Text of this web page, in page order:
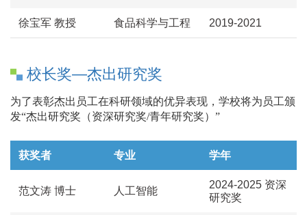
徐宝军 教授 食品科学与工程 2019-2021
校长奖—杰出研究奖
为了表彰杰出员工在科研领域的优异表现，学校将为员工颁
发“杰出研究奖（资深研究奖/青年研究奖）”
获奖者 专业 学年
范文涛 博士 人工智能
2024-2025 资深
研究奖